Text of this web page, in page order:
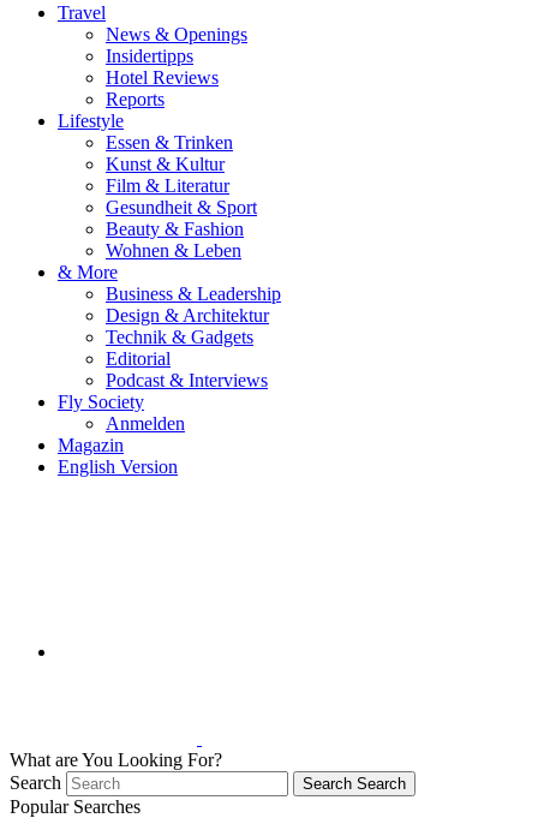
Travel
News & Openings
Insidertipps
Hotel Reviews
Reports
Lifestyle
Essen & Trinken
Kunst & Kultur
Film & Literatur
Gesundheit & Sport
Beauty & Fashion
Wohnen & Leben
& More
Business & Leadership
Design & Architektur
Technik & Gadgets
Editorial
Podcast & Interviews
Fly Society
Anmelden
Magazin
English Version
What are You Looking For?
Search
Search Search
Popular Searches